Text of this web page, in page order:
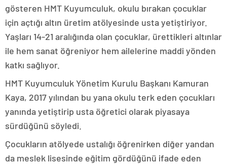
gösteren HMT Kuyumculuk, okulu bırakan çocuklar
için açtığı altın üretim atölyesinde usta yetiştiriyor.
Yaşları 14-21 aralığında olan çocuklar, ürettikleri altınlar
ile hem sanat öğreniyor hem ailelerine maddi yönden
katkı sağlıyor.
HMT Kuyumculuk Yönetim Kurulu Başkanı Kamuran
Kaya, 2017 yılından bu yana okulu terk eden çocukları
yanında yetiştirip usta öğretici olarak piyasaya
sürdüğünü söyledi.
Çocukların atölyede ustalığı öğrenirken diğer yandan
da meslek lisesinde eğitim gördüğünü ifade eden